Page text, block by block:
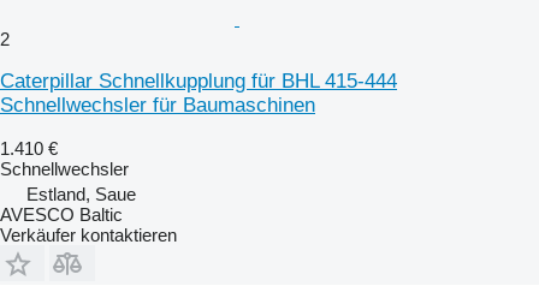
2
Caterpillar Schnellkupplung für BHL 415-444
Schnellwechsler für Baumaschinen
1.410 €
Schnellwechsler
Estland, Saue
AVESCO Baltic
Verkäufer kontaktieren